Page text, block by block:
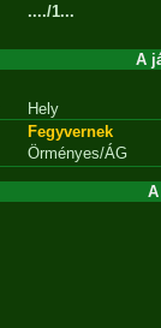
..../1...
A
Hely
Fegyvernek
Örményes/ÁG